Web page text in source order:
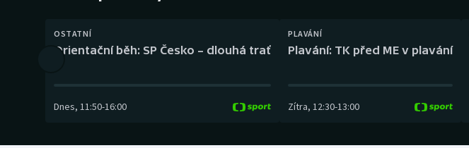
Futsal Parasport
OSTATNÍ
Orientační běh: SP Česko – dlouhá trať
Dnes, 11:50-16:00
PLAVÁNÍ
Plavání: TK před ME v plavání
Zítra, 12:30-13:00